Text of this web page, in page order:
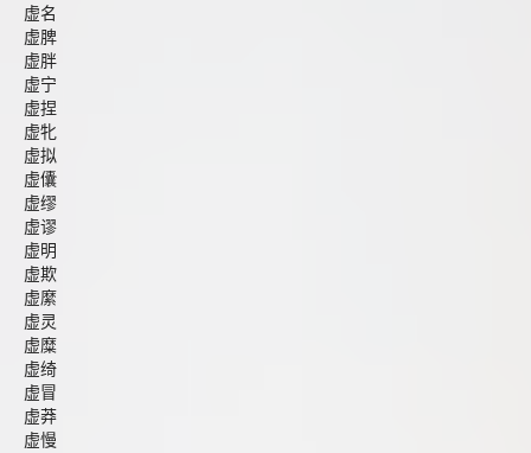
虚名
虚脾
虚胖
虚宁
虚捏
虚牝
虚拟
虚儾
虚缪
虚谬
虚明
虚欺
虚縻
虚灵
虚糜
虚绮
虚冒
虚莽
虚慢